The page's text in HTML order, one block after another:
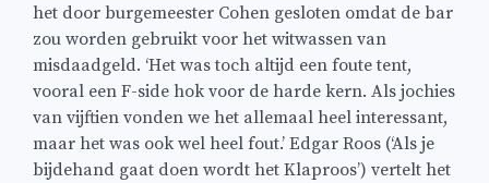
het door burgemeester Cohen gesloten omdat de bar
zou worden gebruikt voor het witwassen van
misdaadgeld. ‘Het was toch altijd een foute tent,
vooral een F-side hok voor de harde kern. Als jochies
van vijftien vonden we het allemaal heel interessant,
maar het was ook wel heel fout.’ Edgar Roos (‘Als je
bijdehand gaat doen wordt het Klaproos’) vertelt het